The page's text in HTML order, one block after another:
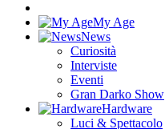
My Age
News
Curiosità
Interviste
Eventi
Gran Darko Show
Hardware
Luci & Spettacolo